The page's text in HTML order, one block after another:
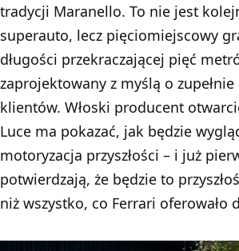
tradycji Maranello. To nie jest
superauto, lecz pięciomiejscowy
długości przekraczającej pięć
zaprojektowany z myślą o
klientów. Włoski producent
Luce ma pokazać, jak będzie
motoryzacja przyszłości – i już
potwierdzają, że będzie to
niż wszystko, co Ferrari oferowało